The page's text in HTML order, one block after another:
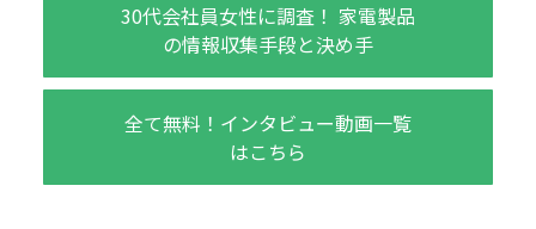
30代会社員女性に調査！ 家電製品
の情報収集手段と決め手
全て無料！インタビュー動画一覧
はこちら